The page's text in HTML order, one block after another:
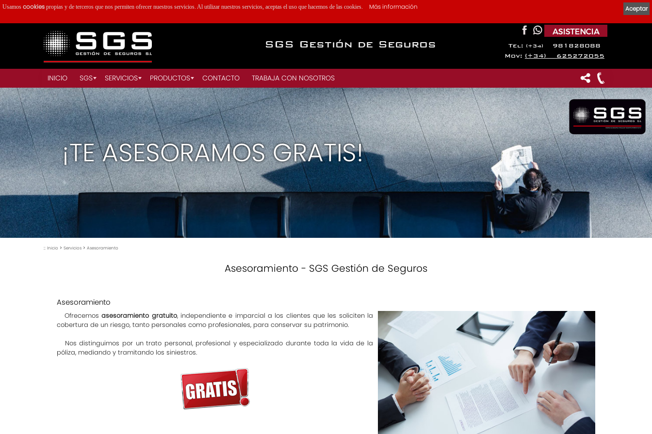
SGS Gestión de Seguros Tel: (+34) 981828088
Mov: (+34) 625272055
INICIO SGS SERVICIOS PRODUCTOS CONTACTO TRABAJA CON NOSOTROS
¡TE ASESORAMOS GRATIS!
:: Inicio > Servicios > Asesoramiento
Asesoramiento - SGS Gestión de Seguros
Asesoramiento
Ofrecemosasesoramiento gratuito, independiente e imparcial a los clientes que les soliciten la
cobertura de un riesgo, tanto personales como profesionales, para conservar su patrimonio.
Nos distinguimos por un trato personal, profesional y especializado durante toda la vida de la
póliza, mediando y tramitando los siniestros.
Aceptar
Usamos cookies propias y de terceros que nos permiten ofrecer nuestros servicios. Al utilizar nuestros servicios, aceptas el uso que hacemos de las cookies. Más información